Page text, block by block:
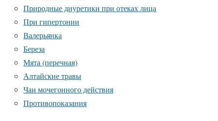
Природные диуретики при отеках лица
При гипертонии
Валерьянка
Береза
Мята (перечная)
Алтайские травы
Чаи мочегонного действия
Противопоказания